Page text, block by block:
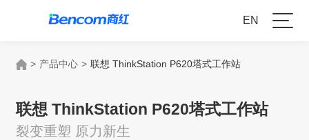
EN
> 产品中心 > 联想 ThinkStation P620塔式工作站
联想 ThinkStation P620塔式工作站
裂变重塑 原力新生